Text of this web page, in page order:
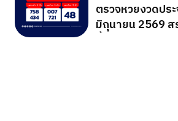
ตรวจหวยงวดปร
มิถุนายน 2569 ส